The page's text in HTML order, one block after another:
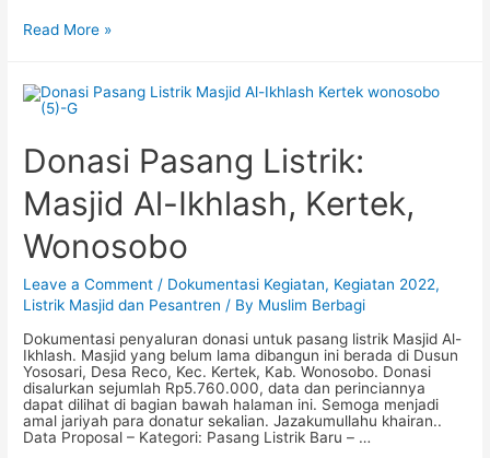
Program
2022
Read More »
Donasi Pasang Listrik:
Masjid Al-Ikhlash, Kertek,
Wonosobo
Leave a Comment / Dokumentasi Kegiatan, Kegiatan 2022,
Listrik Masjid dan Pesantren / By Muslim Berbagi
Dokumentasi penyaluran donasi untuk pasang listrik Masjid Al-
Ikhlash. Masjid yang belum lama dibangun ini berada di Dusun
Yososari, Desa Reco, Kec. Kertek, Kab. Wonosobo. Donasi
disalurkan sejumlah Rp5.760.000, data dan perinciannya
dapat dilihat di bagian bawah halaman ini. Semoga menjadi
amal jariyah para donatur sekalian. Jazakumullahu khairan..
Data Proposal – Kategori: Pasang Listrik Baru – …